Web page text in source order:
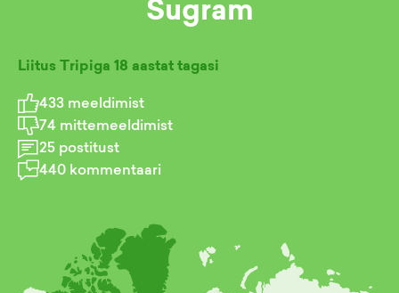
Sugram
Liitus Tripiga 18 aastat tagasi
433 meeldimist
74 mittemeeldimist
25 postitust
440 kommentaari